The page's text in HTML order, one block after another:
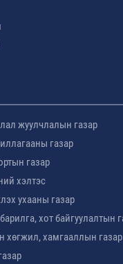
жуулчлалын газар
газар
газар
хэлтэс
ухааны газар
хот байгуулалтын
хөгжил, хамгааллын газар